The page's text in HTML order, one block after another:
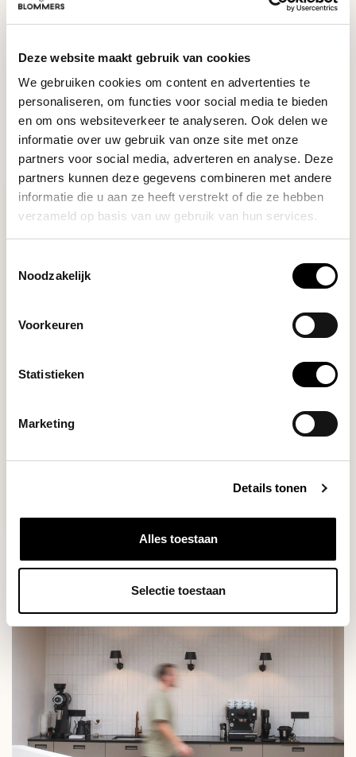
Deze website maakt gebruik van cookies
We gebruiken cookies om content en advertenties te
personaliseren, om functies voor social media te bieden
en om ons websiteverkeer te analyseren. Ook delen we
informatie over uw gebruik van onze site met onze
partners voor social media, adverteren en analyse. Deze
partners kunnen deze gegevens combineren met andere
informatie die u aan ze heeft verstrekt of die ze hebben
verzameld op basis van uw gebruik van hun services.
Noodzakelijk
Voorkeuren
Statistieken
Marketing
Details tonen
Alles toestaan
Selectie toestaan
DO YOU HAVE A QUESTION ABOUT THIS PRODUCT?
Ask your question
RECENTLY VIEWED